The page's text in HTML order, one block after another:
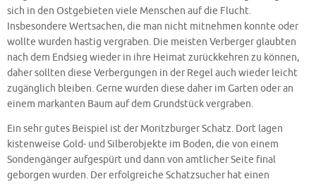
sich in den Ostgebieten viele Menschen auf die Flucht.
Insbesondere Wertsachen, die man nicht mitnehmen konnte oder
wollte wurden hastig vergraben. Die meisten Verberger glaubten
nach dem Endsieg wieder in ihre Heimat zurückkehren zu können,
daher sollten diese Verbergungen in der Regel auch wieder leicht
zugänglich bleiben. Gerne wurden diese daher im Garten oder an
einem markanten Baum auf dem Grundstück vergraben.
Ein sehr gutes Beispiel ist der Moritzburger Schatz. Dort lagen
kistenweise Gold- und Silberobjekte im Boden, die von einem
Sondengänger aufgespürt und dann von amtlicher Seite final
geborgen wurden. Der erfolgreiche Schatzsucher hat einen